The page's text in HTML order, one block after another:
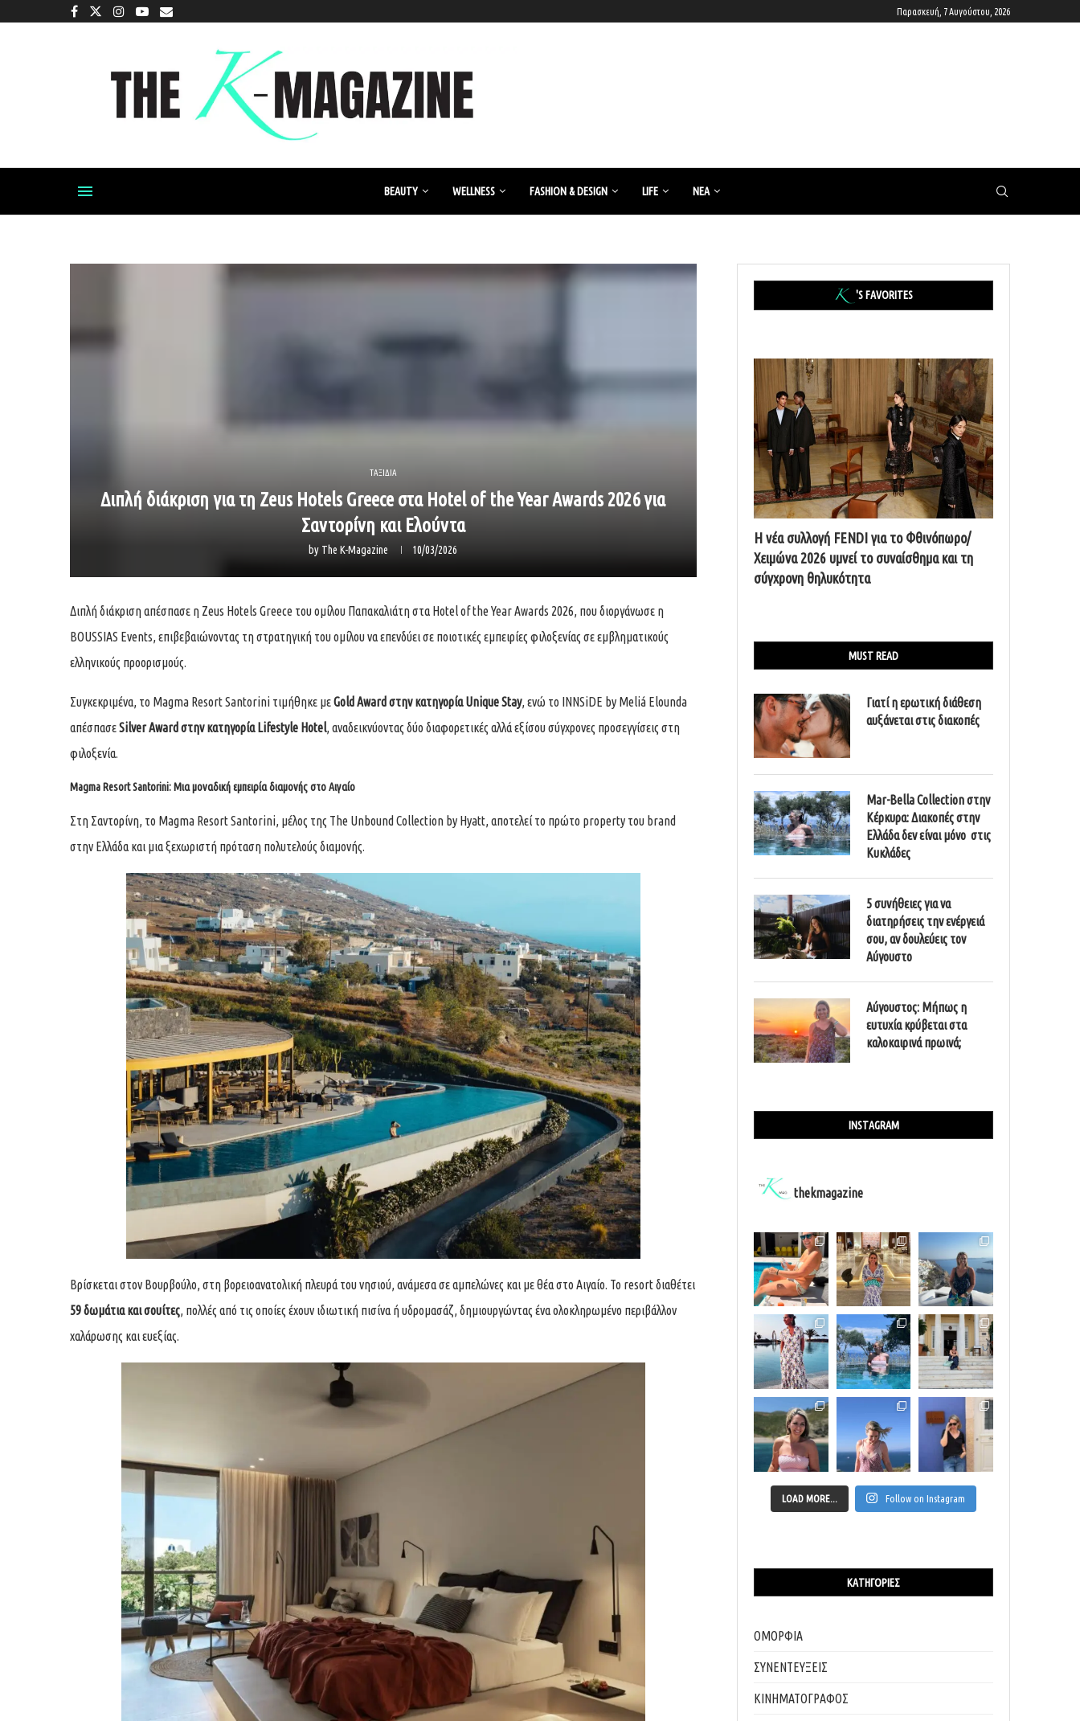
Παρασκευή, 7 Αυγούστου, 2026
BEAUTY WELLNESS FASHION & DESIGN LIFE ΝΈΑ
ΤΑΞΙΔΙΑ
Διπλή διάκριση για τη Zeus Hotels Greece στα Hotel of the Year Awards 2026 για
Σαντορίνη και Ελούντα
by The K-Magazine 10/03/2026
Διπλή διάκριση απέσπασε η Zeus Hotels Greece του ομίλου Παπακαλιάτη στα Hotel of the Year Awards 2026, που διοργάνωσε η
BOUSSIAS Events, επιβεβαιώνοντας τη στρατηγική του ομίλου να επενδύει σε ποιοτικές εμπειρίες φιλοξενίας σε εμβληματικούς
ελληνικούς προορισμούς.
Συγκεκριμένα, το Magma Resort Santorini τιμήθηκε μεGold Award στην κατηγορία Unique Stay, ενώ το INNSiDE by Meliá Elounda
απέσπασεSilver Award στην κατηγορία Lifestyle Hotel, αναδεικνύοντας δύο διαφορετικές αλλά εξίσου σύγχρονες προσεγγίσεις στη
φιλοξενία.
Magma Resort Santorini: Μια μοναδική εμπειρία διαμονής στο Αιγαίο
Στη Σαντορίνη, το Magma Resort Santorini, μέλος της The Unbound Collection by Hyatt, αποτελεί το πρώτο property του brand
στην Ελλάδα και μια ξεχωριστή πρόταση πολυτελούς διαμονής.
Βρίσκεται στον Βουρβούλο, στη βορειοανατολική πλευρά του νησιού, ανάμεσα σε αμπελώνες και με θέα στο Αιγαίο. Το resort διαθέτει
59 δωμάτια και σουίτες, πολλές από τις οποίες έχουν ιδιωτική πισίνα ή υδρομασάζ, δημιουργώντας ένα ολοκληρωμένο περιβάλλον
χαλάρωσης και ευεξίας.
'S FAVORITES
Η νέα συλλογή FENDI για το Φθινόπωρο/
Χειμώνα 2026 υμνεί το συναίσθημα και τη
σύγχρονη θηλυκότητα
MUST READ
Γιατί η ερωτική διάθεση
αυξάνεται στις διακοπές
Mar-Bella Collection στην
Κέρκυρα: Διακοπές στην
Ελλάδα δεν είναι μόνο στις
Κυκλάδες
5 συνήθειες για να
διατηρήσεις την ενέργειά
σου, αν δουλεύεις τον
Αύγουστο
Αύγουστος: Μήπως η
ευτυχία κρύβεται στα
καλοκαιρινά πρωινά;
INSTAGRAM
thekmagazine
LOAD MORE... Follow on Instagram
ΚΑΤΗΓΟΡΊΕΣ
ΟΜΟΡΦΙΑ
ΣΥΝΕΝΤΕΥΞΕΙΣ
ΚΙΝΗΜΑΤΟΓΡΑΦΟΣ